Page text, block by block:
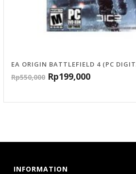
EA ORIGIN BATTLEFIELD 4 (PC
Rp550,000 Rp199,000
INFORMATION